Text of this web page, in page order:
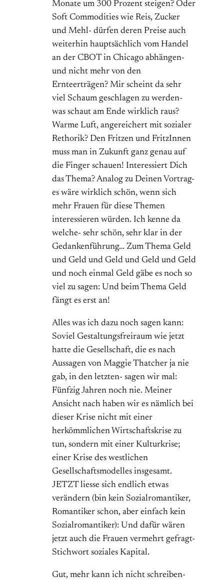
Monate um 300 Prozent steigen? Oder
Soft Commodities wie Reis, Zucker
und Mehl- dürfen deren Preise auch
weiterhin hauptsächlich vom Handel
an der CBOT in Chicago abhängen-
und nicht mehr von den
Ernteerträgen? Mir scheint da sehr
viel Schaum geschlagen zu werden-
was schaut am Ende wirklich raus?
Warme Luft, angereichert mit sozialer
Rethorik? Den Fritzen und FritzInnen
muss man in Zukunft ganz genau auf
die Finger schauen! Interessiert Dich
das Thema? Analog zu Deinen Vortrag-
es wäre wirklich schön, wenn sich
mehr Frauen für diese Themen
interessieren würden. Ich kenne da
welche- sehr schön, sehr klar in der
Gedankenführung… Zum Thema Geld
und Geld und Geld und Geld und Geld
und noch einmal Geld gäbe es noch so
viel zu sagen: Und beim Thema Geld
fängt es erst an!
Alles was ich dazu noch sagen kann:
Soviel Gestaltungsfreiraum wie jetzt
hatte die Gesellschaft, die es nach
Aussagen von Maggie Thatcher ja nie
gab, in den letzten- sagen wir mal:
Fünfzig Jahren noch nie. Meiner
Ansicht nach haben wir es nämlich bei
dieser Krise nicht mit einer
herkömmlichen Wirtschaftskrise zu
tun, sondern mit einer Kulturkrise;
einer Krise des westlichen
Gesellschaftsmodelles insgesamt.
JETZT liesse sich endlich etwas
verändern (bin kein Sozialromantiker,
Romantiker schon, aber einfach kein
Sozialromantiker): Und dafür wären
jetzt auch die Frauen vermehrt gefragt-
Stichwort soziales Kapital.
Gut, mehr kann ich nicht schreiben-